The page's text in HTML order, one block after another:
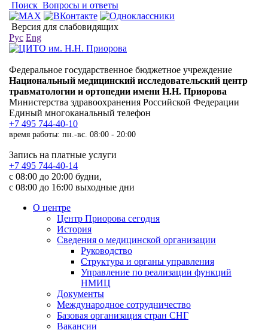
Поиск Вопросы и ответы
Версия для слабовидящих
Рус Eng
Федеральное государственное бюджетное учреждение
Национальный медицинский исследовательский центр
травматологии и ортопедии имени Н.Н. Приорова
Министерства здравоохранения Российской Федерации
Единый многоканальный телефон
+7 495 744-40-10
время работы: пн.-вс. 08:00 - 20:00
Запись на платные услуги
+7 495 744-40-14
с 08:00 до 20:00 будни,
с 08:00 до 16:00 выходные дни
О центре
Центр Приорова сегодня
История
Сведения о медицинской организации
Руководство
Структура и органы управления
Управление по реализации функций
НМИЦ
Документы
Международное сотрудничество
Базовая организация стран СНГ
Вакансии